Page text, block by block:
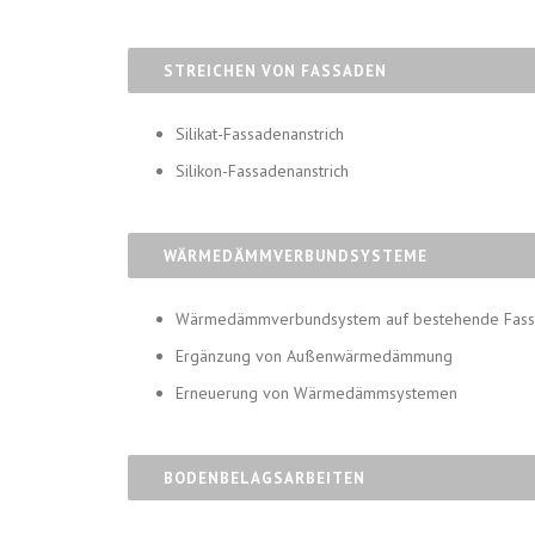
STREICHEN VON FASSADEN
Silikat-Fassadenanstrich
Silikon-Fassadenanstrich
WÄRMEDÄMMVERBUNDSYSTEME
Wärmedämmverbundsystem auf bestehende
Ergänzung von Außenwärmedämmung
Erneuerung von Wärmedämmsystemen
BODENBELAGSARBEITEN